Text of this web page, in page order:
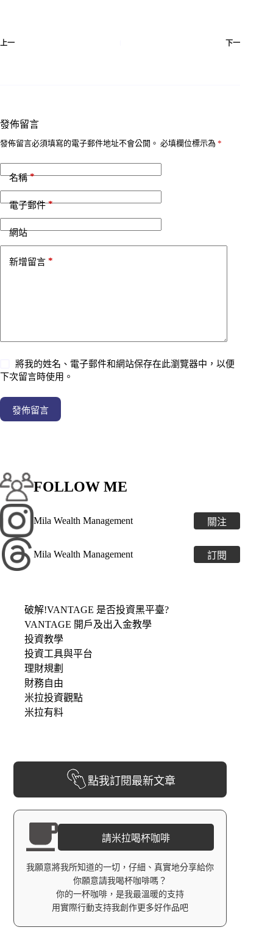
上一 下一
發佈留言
發佈留言必須填寫的電子郵件地址不會公開。 必填欄位標示為 *
名稱*
電子郵件*
網站
新增留言 *
將我的姓名、電子郵件和網站保存在此瀏覽器中，以便
下次留言時使用。
發佈留言
FOLLOW ME
Mila Wealth Management 關注
Mila Wealth Management 訂閱
破解!VANTAGE 是否投資黑平臺?
VANTAGE 開戶及出入金教學
投資教學
投資工具與平台
理財規劃
財務自由
米拉投資觀點
米拉有料
點我訂閱最新文章
請米拉喝杯咖啡
我願意將我所知道的一切，仔細、真實地分享給你
你願意請我喝杯咖啡嗎？
你的一杯咖啡，是我最溫暖的支持
用實際行動支持我創作更多好作品吧